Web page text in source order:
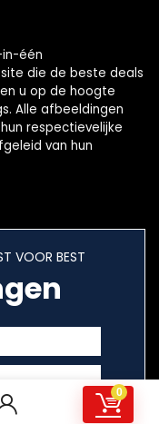
0
één
die de beste deals
u op de hoogte
Alle afbeeldingen
respectievelijke
van hun
VOOR BEST